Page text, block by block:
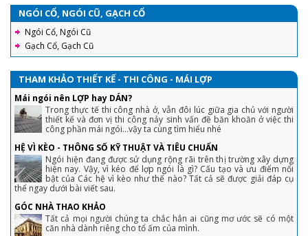
NGÓI CỔ, NGÓI CŨ, GẠCH CỔ
Ngói Cổ, Ngói Cũ
Gạch Cổ, Gạch Cũ
THAM KHẢO THIẾT KẾ - THI CÔNG - MÁI LỢP
Mái ngói nên LỢP hay DÁN?
Trong thực tế thi công nhà ở, vẫn đôi lúc giữa gia chủ với người
thiết kế và đơn vị thi công nảy sinh vấn đề băn khoăn ở việc thi
công phần mái ngói...vậy ta cùng tìm hiểu nhé
HỆ VÌ KÈO - THÔNG SỐ KỸ THUẬT VÀ TIÊU CHUẨN
Ngói hiện đang được sử dụng rộng rãi trên thị trường xây dựng
hiện nay. Vậy, vì kéo để lợp ngói là gì? Cấu tạo và ưu điểm nổi
bật của Các hệ vì kèo như thế nào? Tất cả sẽ được giải đáp cụ
thể ngay dưới bài viết sau.
GÓC NHÀ THAO KHẢO
Tất cả mọi người chúng ta chắc hẳn ai cũng mơ ước sẽ có một
căn nhà dành riêng cho tổ ấm của mình.